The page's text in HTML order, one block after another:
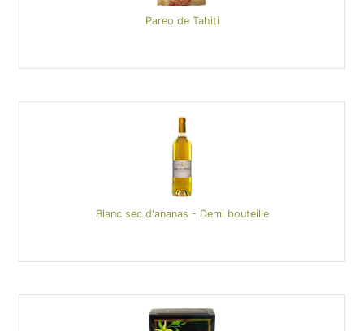
Pareo de Tahiti
Blanc sec d'ananas - Demi bouteille